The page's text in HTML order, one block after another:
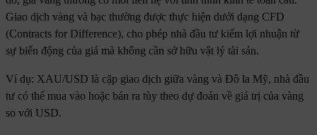
Giao dịch vàng và bạc thường được thực hiện dưới dạng CFD
(Contracts for Difference), cho phép nhà đầu tư kiếm lợi nhuận từ
sự biến động của giá mà không cần sở hữu vật lý tài sản.
Ví dụ: XAU/USD là cặp giao dịch giữa vàng và Đô la Mỹ, nhà đầu
tư có thể mua vào hoặc bán ra tùy theo dự đoán về giá trị của vàng
so với USD.